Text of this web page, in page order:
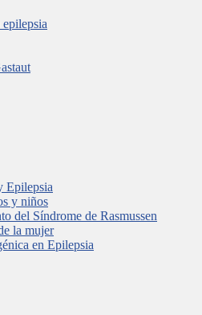
epilepsia
Epilepsia
y niños
del Síndrome de Rasmussen
la mujer
en Epilepsia